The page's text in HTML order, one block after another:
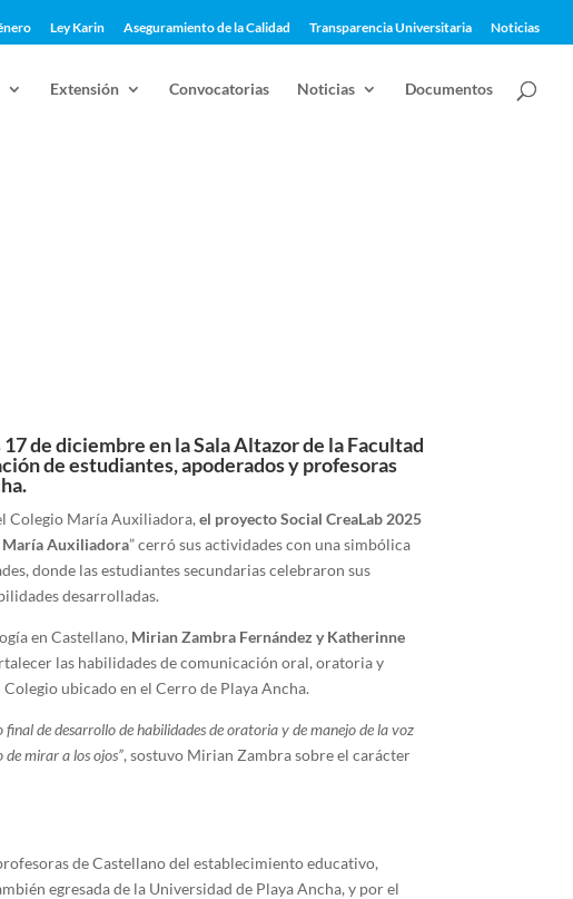
Ley Karin Aseguramiento de la Calidad Transparencia Universitaria Noticias
Extensión Convocatorias Noticias Documentos
de diciembre en la Sala Altazor de la Facultad
de estudiantes, apoderados y profesoras
Colegio María Auxiliadora, el proyecto Social CreaLab 2025
María Auxiliadora” cerró sus actividades con una simbólica
donde las estudiantes secundarias celebraron sus
desarrolladas.
en Castellano, Mirian Zambra Fernández y Katherinne
las habilidades de comunicación oral, oratoria y
ubicado en el Cerro de Playa Ancha.
de desarrollo de habilidades de oratoria y de manejo de la voz
mirar a los ojos”, sostuvo Mirian Zambra sobre el carácter
de Castellano del establecimiento educativo,
egresada de la Universidad de Playa Ancha, y por el